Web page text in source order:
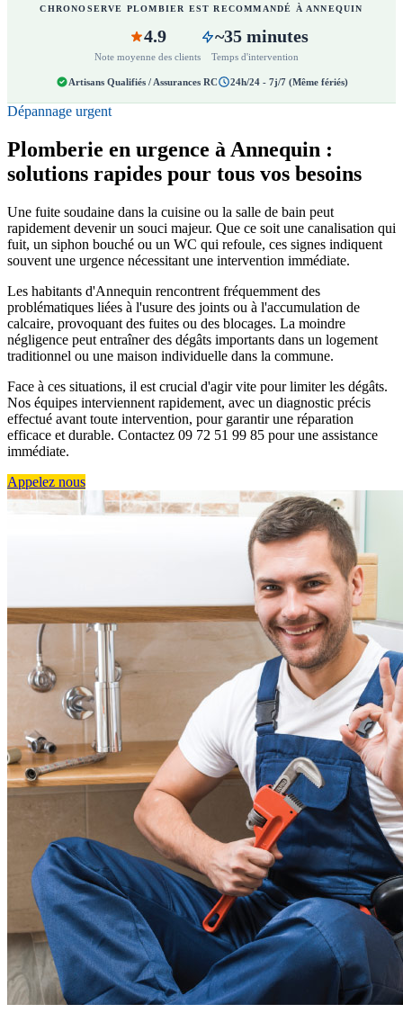
CHRONOSERVE PLOMBIER EST RECOMMANDÉ À ANNEQUIN
4.9
Note moyenne des clients
~35 minutes
Temps d'intervention
Artisans Qualifiés / Assurances RC 24h/24 - 7j/7 (Même fériés)
Dépannage urgent
Plomberie en urgence à Annequin :
solutions rapides pour tous vos besoins
Une fuite soudaine dans la cuisine ou la salle de bain peut
rapidement devenir un souci majeur. Que ce soit une canalisation qui
fuit, un siphon bouché ou un WC qui refoule, ces signes indiquent
souvent une urgence nécessitant une intervention immédiate.
Les habitants d'Annequin rencontrent fréquemment des
problématiques liées à l'usure des joints ou à l'accumulation de
calcaire, provoquant des fuites ou des blocages. La moindre
négligence peut entraîner des dégâts importants dans un logement
traditionnel ou une maison individuelle dans la commune.
Face à ces situations, il est crucial d'agir vite pour limiter les dégâts.
Nos équipes interviennent rapidement, avec un diagnostic précis
effectué avant toute intervention, pour garantir une réparation
efficace et durable. Contactez 09 72 51 99 85 pour une assistance
immédiate.
Appelez nous